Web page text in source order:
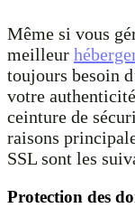
Même si vous
meilleur
toujours besoin
votre
ceinture de
raisons
SSL sont les
Protection des